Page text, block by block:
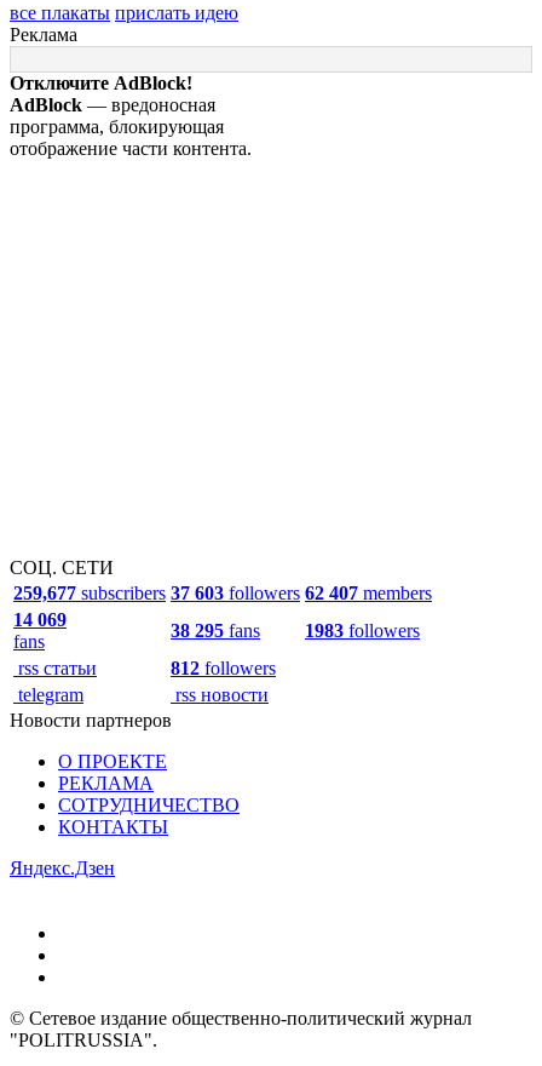
все плакаты прислать идею
Реклама
Отключите AdBlock!
AdBlock — вредоносная
программа, блокирующая
отображение части контента.
СОЦ. СЕТИ
259,677 subscribers 37 603 followers 62 407 members
14 069
fans
38 295 fans 1983 followers
rss статьи
812 followers
telegram
rss новости
Новости партнеров
О ПРОЕКТЕ
РЕКЛАМА
СОТРУДНИЧЕСТВО
КОНТАКТЫ
Яндекс.Дзен
© Сетевое издание общественно-политический журнал
"POLITRUSSIA".